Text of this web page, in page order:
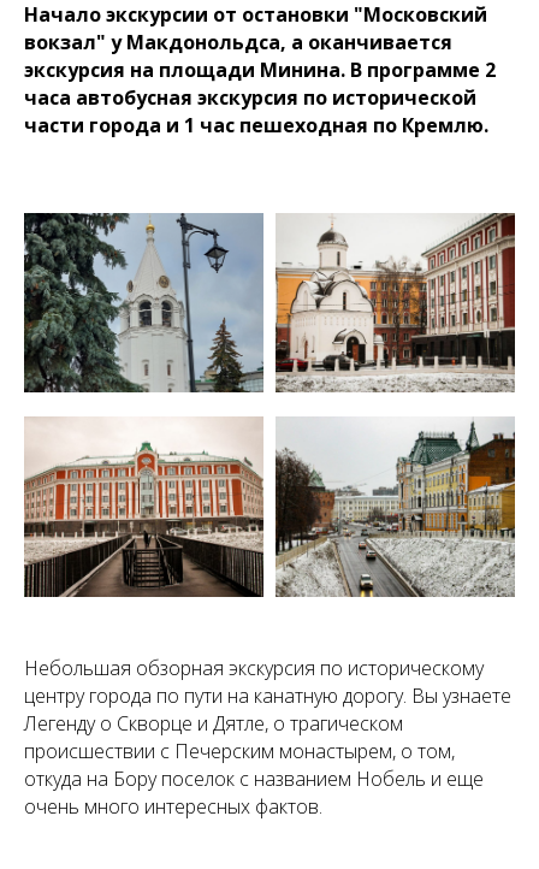
Начало экскурсии от остановки "Московский
вокзал" у Макдонольдса, а оканчивается
экскурсия на площади Минина. В программе 2
часа автобусная экскурсия по исторической
части города и 1 час пешеходная по Кремлю.
Канатная дорога +
Печерский монастырь
Небольшая обзорная экскурсия по историческому
центру города по пути на канатную дорогу. Вы узнаете
Легенду о Скворце и Дятле, о трагическом
происшествии с Печерским монастырем, о том,
откуда на Бору поселок с названием Нобель и еще
очень много интересных фактов.